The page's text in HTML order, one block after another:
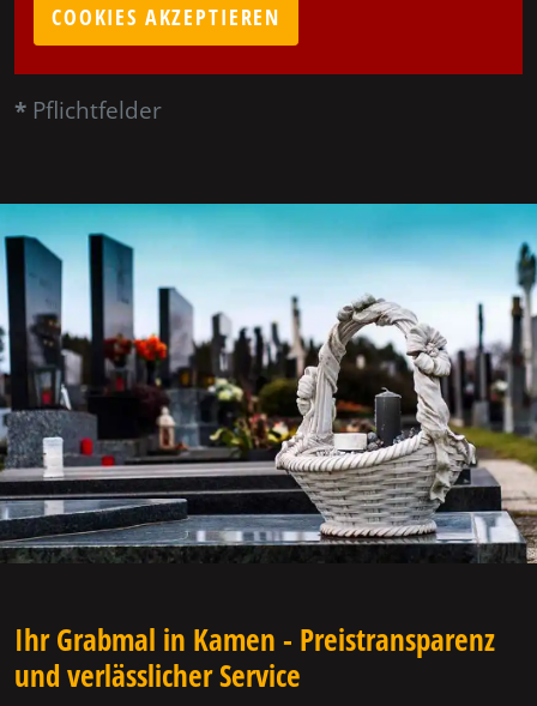
COOKIES AKZEPTIEREN
* Pflichtfelder
Ihr Grabmal in Kamen - Preistransparenz
und verlässlicher Service